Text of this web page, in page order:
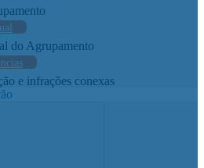
do Agrupamento
e infrações conexas